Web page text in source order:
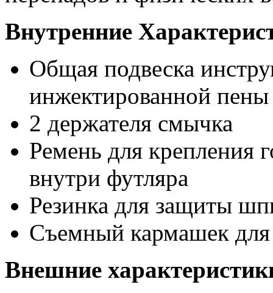
Внутренние
Общая подвеска
инжектированной пены
2 держателя смычка
Ремень для крепления
внутри футляра
Резинка для защиты
Съемный кармашек для
Внешние